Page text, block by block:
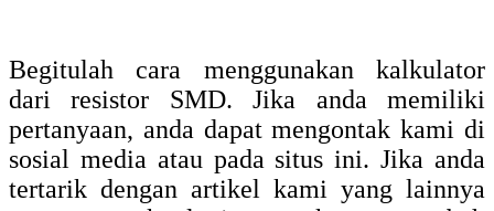
Begitulah cara menggunakan kalkulator
dari resistor SMD. Jika anda memiliki
pertanyaan, anda dapat mengontak kami di
sosial media atau pada situs ini. Jika anda
tertarik dengan artikel kami yang lainnya